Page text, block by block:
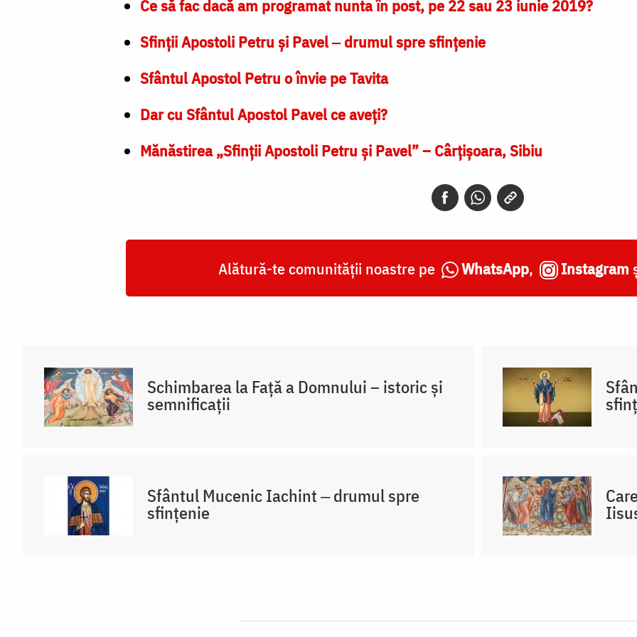
Ce să fac dacă am programat nunta în post, pe 22 sau 23 iunie 2019?
Sfinții Apostoli Petru și Pavel ‒ drumul spre sfințenie
Sfântul Apostol Petru o învie pe Tavita
Dar cu Sfântul Apostol Pavel ce aveţi?
Mănăstirea „Sfinţii Apostoli Petru şi Pavel” – Cârţişoara, Sibiu
Alătură-te comunității noastre pe WhatsApp, Instagram
Schimbarea la Față a Domnului – istoric și
semnificații
Sfântul Mucenic Iachint ‒ drumul spre
sfințenie